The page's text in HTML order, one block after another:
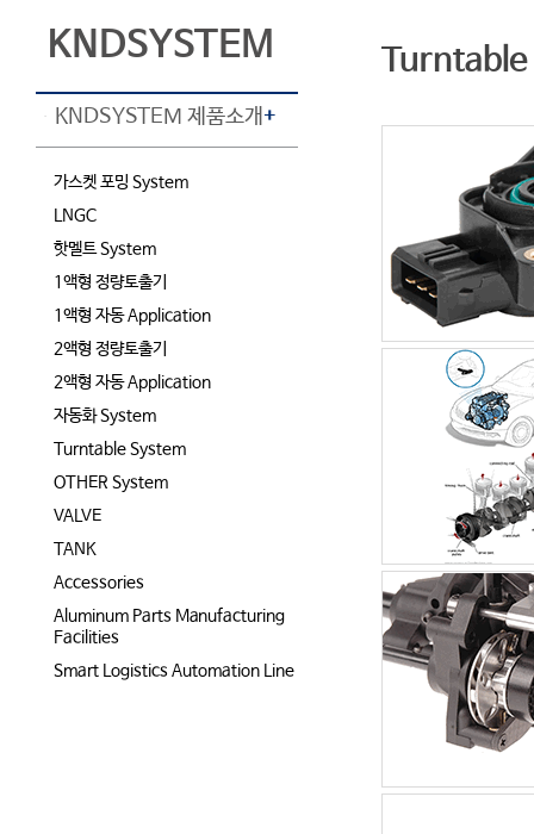
KNDSYSTEM
KNDSYSTEM 제품소개+
가스켓 포밍 System
LNGC
핫멜트 System
1액형 정량토출기
1액형 자동 Application
2액형 정량토출기
2액형 자동 Application
자동화 System
Turntable System
OTHER System
VALVE
TANK
Accessories
Aluminum Parts Manufacturing
Facilities
Smart Logistics Automation Line